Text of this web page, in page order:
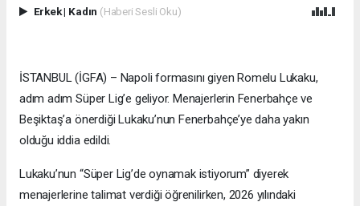
Erkek| Kadın (Haberi Sesli Oku)
İSTANBUL (İGFA) – Napoli formasını giyen Romelu Lukaku,
adım adım Süper Lig’e geliyor. Menajerlerin Fenerbahçe ve
Beşiktaş’a önerdiği Lukaku’nun Fenerbahçe’ye daha yakın
olduğu iddia edildi.
Lukaku’nun “Süper Lig’de oynamak istiyorum” diyerek
menajerlerine talimat verdiği öğrenilirken, 2026 yılındaki